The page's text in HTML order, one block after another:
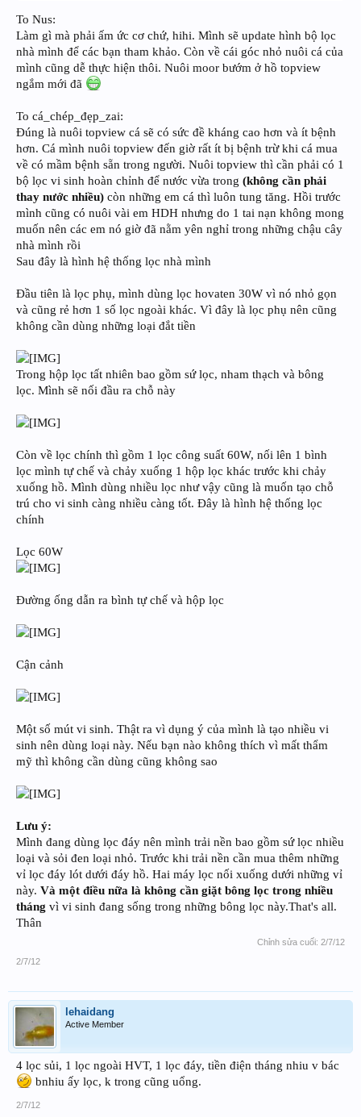
To Nus:
Làm gì mà phải ấm ức cơ chứ, hihi. Mình sẽ update hình bộ lọc
nhà mình để các bạn tham khảo. Còn về cái góc nhỏ nuôi cá của
mình cũng dễ thực hiện thôi. Nuôi moor bướm ở hồ topview
ngắm mới đã
To cá_chép_đẹp_zai:
Đúng là nuôi topview cá sẽ có sức đề kháng cao hơn và ít bệnh
hơn. Cá mình nuôi topview đến giờ rất ít bị bệnh trừ khi cá mua
về có mầm bệnh sẵn trong người. Nuôi topview thì cần phải có 1
bộ lọc vi sinh hoàn chỉnh để nước vừa trong (không cần phải
thay nước nhiều) còn những em cá thì luôn tung tăng. Hồi trước
mình cũng có nuôi vài em HDH nhưng do 1 tai nạn không mong
muốn nên các em nó giờ đã nằm yên nghỉ trong những chậu cây
nhà mình rồi
Sau đây là hình hệ thống lọc nhà mình
Đầu tiên là lọc phụ, mình dùng lọc hovaten 30W vì nó nhỏ gọn
và cũng rẻ hơn 1 số lọc ngoài khác. Vì đây là lọc phụ nên cũng
không cần dùng những loại đắt tiền
Trong hộp lọc tất nhiên bao gồm sứ lọc, nham thạch và bông
lọc. Mình sẽ nối đầu ra chỗ này
Còn về lọc chính thì gồm 1 lọc công suất 60W, nối lên 1 bình
lọc mình tự chế và chảy xuống 1 hộp lọc khác trước khi chảy
xuống hồ. Mình dùng nhiều lọc như vậy cũng là muốn tạo chỗ
trú cho vi sinh càng nhiều càng tốt. Đây là hình hệ thống lọc
chính
Lọc 60W
Đường ống dẫn ra bình tự chế và hộp lọc
Cận cảnh
Một số mút vi sinh. Thật ra vì dụng ý của mình là tạo nhiều vi
sinh nên dùng loại này. Nếu bạn nào không thích vì mất thẩm
mỹ thì không cần dùng cũng không sao
Lưu ý:
Mình đang dùng lọc đáy nên mình trải nền bao gồm sứ lọc nhiều
loại và sỏi đen loại nhỏ. Trước khi trải nền cần mua thêm những
vỉ lọc đáy lót dưới đáy hồ. Hai máy lọc nối xuống dưới những vỉ
này. Và một điều nữa là không cần giặt bông lọc trong nhiều
tháng vì vi sinh đang sống trong những bông lọc này.That's all.
Thân
Chỉnh sửa cuối: 2/7/12
2/7/12
lehaidang
Active Member
4 lọc sủi, 1 lọc ngoài HVT, 1 lọc đáy, tiền điện tháng nhiu v bác
bnhiu ấy lọc, k trong cũng uổng.
2/7/12